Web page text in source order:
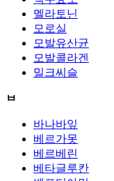
멜라토닌
모로실
모발유산균
모발콜라겐
밀크씨슬
ㅂ
바나바잎
베르가못
베르베린
베타글루칸